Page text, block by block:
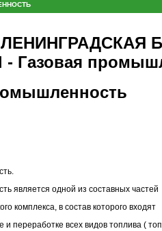
Газовая
является одной из составных частей
комплекса, в состав которого входят
переработке всех видов топлива (